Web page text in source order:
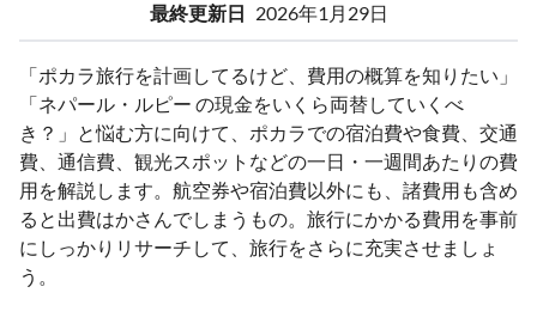
最終更新日 2026年1月29日
「ポカラ旅行を計画してるけど、費用の概算を知りたい」
「ネパール・ルピー の現金をいくら両替していくべ
き？」と悩む方に向けて、ポカラでの宿泊費や食費、交通
費、通信費、観光スポットなどの一日・一週間あたりの費
用を解説します。航空券や宿泊費以外にも、諸費用も含め
ると出費はかさんでしまうもの。旅行にかかる費用を事前
にしっかりリサーチして、旅行をさらに充実させましょ
う。